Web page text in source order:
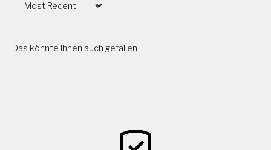
Sort by
Das könnte Ihnen auch gefallen